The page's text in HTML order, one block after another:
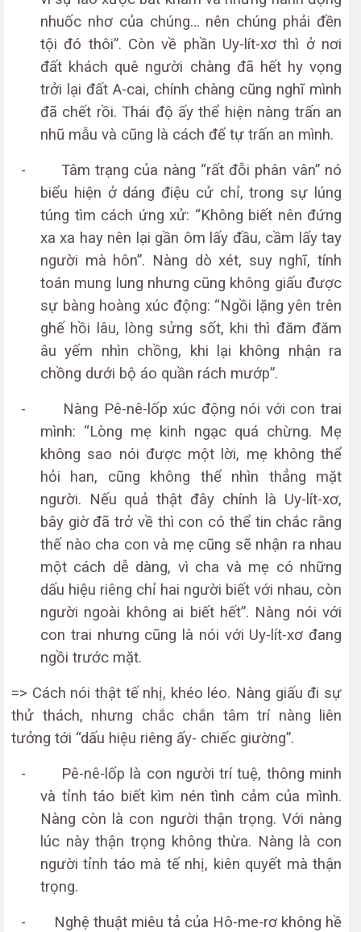
nhuốc nhơ của chúng… nên chúng phải đền
tội đó thôi”. Còn về phần Uy-lít-xơ thì ở nơi
đất khách quê người chàng đã hết hy vọng
trởi lại đất A-cai, chính chàng cũng nghĩ mình
đã chết rồi. Thái độ ấy thể hiện nàng trấn an
nhũ mẫu và cũng là cách để tự trấn an mình.
-
Tâm trạng của nàng “rất đỗi phân vân” nó
biểu hiện ở dáng điệu cử chỉ, trong sự lúng
túng tìm cách ứng xử: “Không biết nên đứng
xa xa hay nên lại gần ôm lấy đầu, cầm lấy tay
người mà hôn”. Nàng dò xét, suy nghĩ, tính
toán mung lung nhưng cũng không giấu được
sự bàng hoàng xúc động: “Ngồi lặng yên trên
ghế hồi lâu, lòng sửng sốt, khi thì đăm đăm
âu yếm nhìn chồng, khi lại không nhận ra
chồng dưới bộ áo quần rách mướp”.
-
Nàng Pê-nê-lốp xúc động nói với con trai
mình: “Lòng mẹ kinh ngạc quá chừng. Mẹ
không sao nói được một lời, mẹ không thể
hỏi han, cũng không thể nhìn thẳng mặt
người. Nếu quả thật đây chính là Uy-lít-xơ,
bây giờ đã trở về thì con có thể tin chắc rằng
thế nào cha con và mẹ cũng sẽ nhận ra nhau
một cách dễ dàng, vì cha và mẹ có những
dấu hiệu riêng chỉ hai người biết với nhau, còn
người ngoài không ai biết hết”. Nàng nói với
con trai nhưng cũng là nói với Uy-lít-xơ đang
ngồi trước mặt.
=> Cách nói thật tế nhị, khéo léo. Nàng giấu đi sự
thử thách, nhưng chắc chắn tâm trí nàng liên
tưởng tới “dấu hiệu riêng ấy- chiếc giường”.
-
Pê-nê-lốp là con người trí tuệ, thông minh
và tỉnh táo biết kìm nén tình cảm của mình.
Nàng còn là con người thận trọng. Với nàng
lúc này thận trọng không thừa. Nàng là con
người tỉnh táo mà tế nhị, kiên quyết mà thận
trọng.
-
Nghệ thuật miêu tả của Hô-me-rơ không hề